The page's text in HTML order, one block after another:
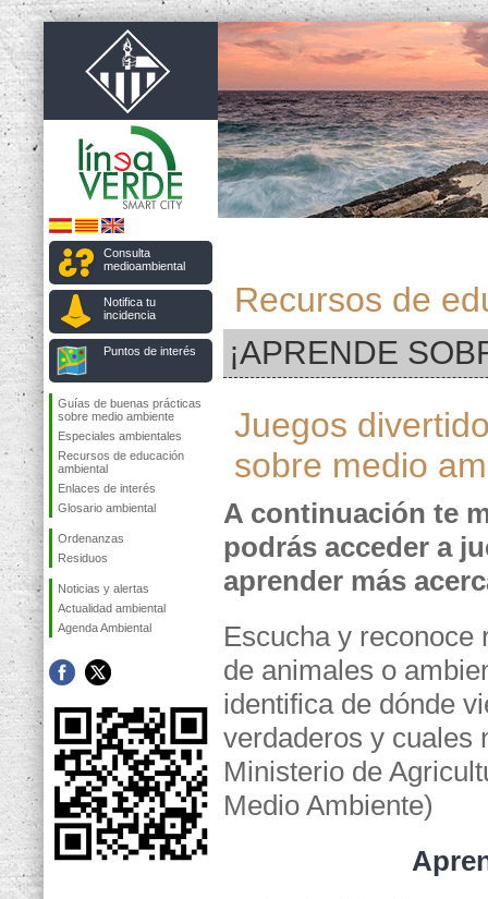
Consulta
medioambiental
Notifica tu
incidencia
Puntos de interés
Guías de buenas prácticas
sobre medio ambiente
Especiales ambientales
Recursos de educación
ambiental
Enlaces de interés
Glosario ambiental
Ordenanzas
Residuos
Noticias y alertas
Actualidad ambiental
Agenda Ambiental
Recursos de
¡APRENDE
Juegos
sobre medio
A continuación te
podrás acceder a
aprender más
Escucha y reconoce
de animales o
identifica de dónde
verdaderos y cuales
Ministerio de
Medio Ambiente)